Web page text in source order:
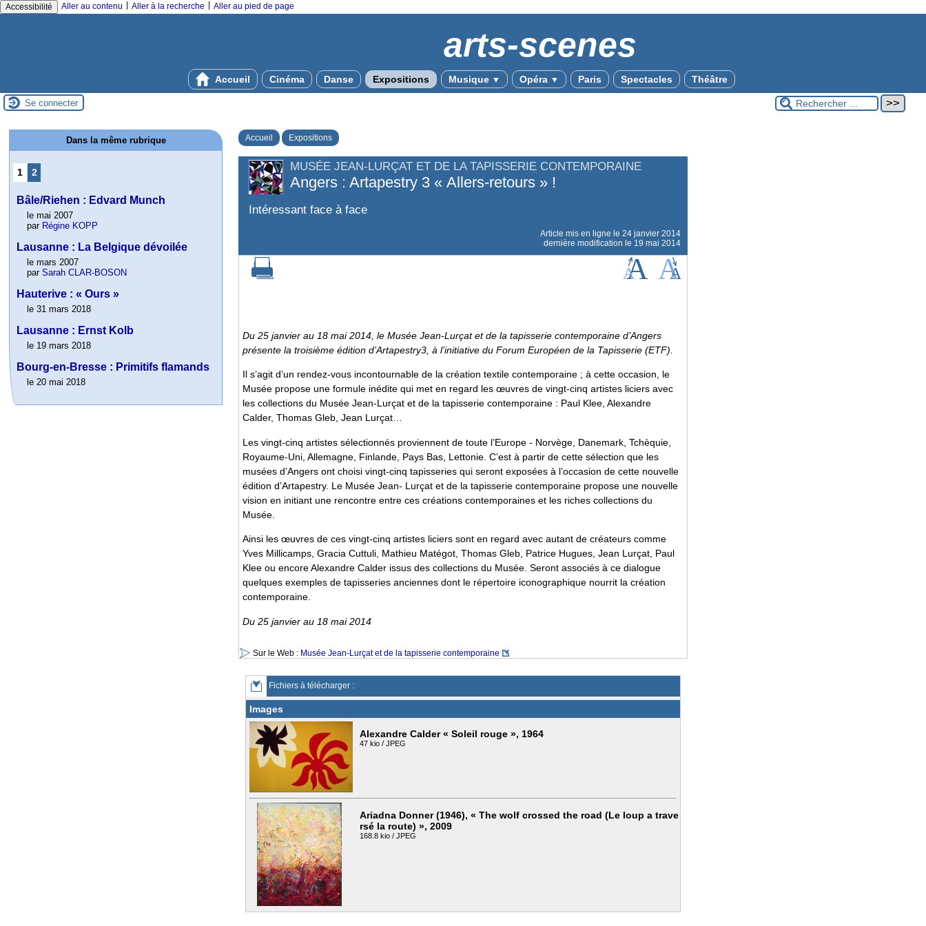
Accessibilité Aller au contenu Aller à la recherche Aller au pied de page
arts-scenes
Accueil Cinéma Danse Expositions Musique ▼ Opéra ▼ Paris Spectacles Théâtre
Se connecter
Accueil Expositions
MUSÉE JEAN-LURÇAT ET DE LA TAPISSERIE CONTEMPORAINE
Angers : Artapestry 3 « Allers-retours » !
Intéressant face à face
Article mis en ligne le 24 janvier 2014
dernière modification le 19 mai 2014
Du 25 janvier au 18 mai 2014, le Musée Jean-Lurçat et de la tapisserie contemporaine d’Angers
présente la troisième édition d’Artapestry3, à l’initiative du Forum Européen de la Tapisserie (ETF).
Il s’agit d’un rendez-vous incontournable de la création textile contemporaine ; à cette occasion, le
Musée propose une formule inédite qui met en regard les œuvres de vingt-cinq artistes liciers avec
les collections du Musée Jean-Lurçat et de la tapisserie contemporaine : Paul Klee, Alexandre
Calder, Thomas Gleb, Jean Lurçat…
Les vingt-cinq artistes sélectionnés proviennent de toute l’Europe - Norvège, Danemark, Tchèquie,
Royaume-Uni, Allemagne, Finlande, Pays Bas, Lettonie. C’est à partir de cette sélection que les
musées d’Angers ont choisi vingt-cinq tapisseries qui seront exposées à l’occasion de cette nouvelle
édition d’Artapestry. Le Musée Jean- Lurçat et de la tapisserie contemporaine propose une nouvelle
vision en initiant une rencontre entre ces créations contemporaines et les riches collections du
Musée.
Ainsi les œuvres de ces vingt-cinq artistes liciers sont en regard avec autant de créateurs comme
Yves Millicamps, Gracia Cuttuli, Mathieu Matégot, Thomas Gleb, Patrice Hugues, Jean Lurçat, Paul
Klee ou encore Alexandre Calder issus des collections du Musée. Seront associés à ce dialogue
quelques exemples de tapisseries anciennes dont le répertoire iconographique nourrit la création
contemporaine.
Du 25 janvier au 18 mai 2014
Sur le Web : Musée Jean-Lurçat et de la tapisserie contemporaine
Fichiers à télécharger :
Images
Alexandre Calder « Soleil rouge », 1964
47 kio / JPEG
Ariadna Donner (1946), « The wolf crossed the road (Le loup a trave
rsé la route) », 2009
168.8 kio / JPEG
Dans la même rubrique
1 2
Bâle/Riehen : Edvard Munch
le mai 2007
par Régine KOPP
Lausanne : La Belgique dévoilée
le mars 2007
parSarah CLAR-BOSON
Hauterive : « Ours »
le 31 mars 2018
Lausanne : Ernst Kolb
le 19 mars 2018
Bourg-en-Bresse : Primitifs flamands
le 20 mai 2018